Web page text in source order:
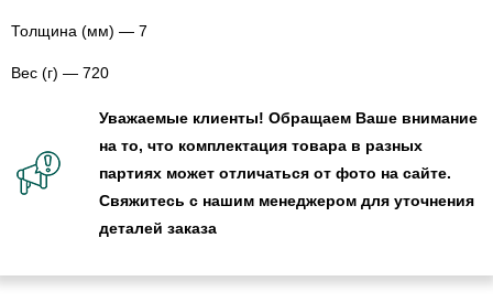
Толщина (мм) — 7
Вес (г) — 720
Уважаемые клиенты! Обращаем Ваше внимание
на то, что комплектация товара в разных
партиях может отличаться от фото на сайте.
Свяжитесь с нашим менеджером для уточнения
деталей заказа